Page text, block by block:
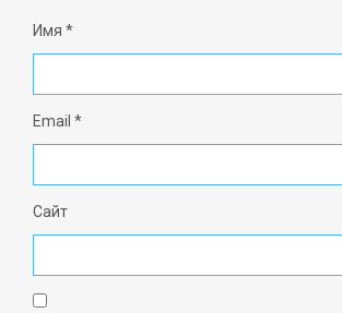
Имя *
Email *
Сайт